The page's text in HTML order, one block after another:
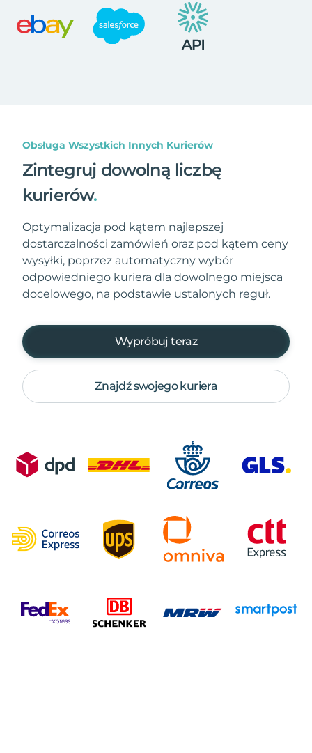
Obsługa Wszystkich Innych Kurierów
Zintegruj dowolną liczbę
kurierów.
Optymalizacja pod kątem najlepszej
dostarczalności zamówień oraz pod kątem ceny
wysyłki, poprzez automatyczny wybór
odpowiedniego kuriera dla dowolnego miejsca
docelowego, na podstawie ustalonych reguł.
Wypróbuj teraz
Znajdź swojego kuriera